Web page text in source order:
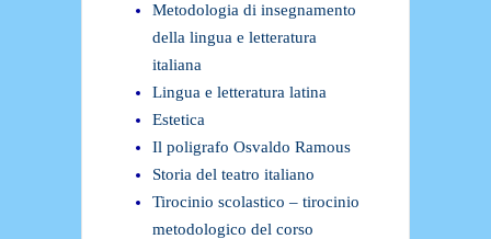
Metodologia di insegnamento
della lingua e letteratura
italiana
Lingua e letteratura latina
Estetica
Il poligrafo Osvaldo Ramous
Storia del teatro italiano
Tirocinio scolastico – tirocinio
metodologico del corso